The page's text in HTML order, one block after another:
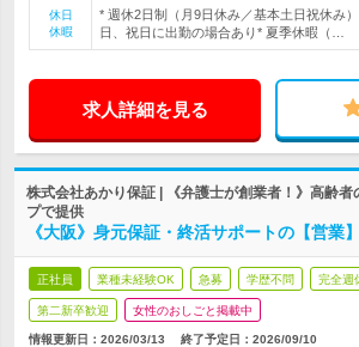
休日
休暇
* 週休2日制（月9日休み／基本土日祝休み
日、祝日に出勤の場合あり* 夏季休暇（…
求人詳細を見る
株式会社あかり保証 | 《弁護士が創業者！》高齢者
プで提供
《大阪》身元保証・終活サポートの【営業
正社員 業種未経験OK 急募 学歴不問 完全週
第二新卒歓迎 女性のおしごと掲載中
情報更新日：2026/03/13 終了予定日： 2026/09/10